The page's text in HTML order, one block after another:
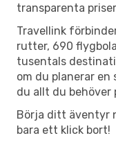
transparenta
Travellink
rutter, 690
tusentals
om du planerar en
du allt du behöver
Börja ditt äventyr
bara ett klick bort!